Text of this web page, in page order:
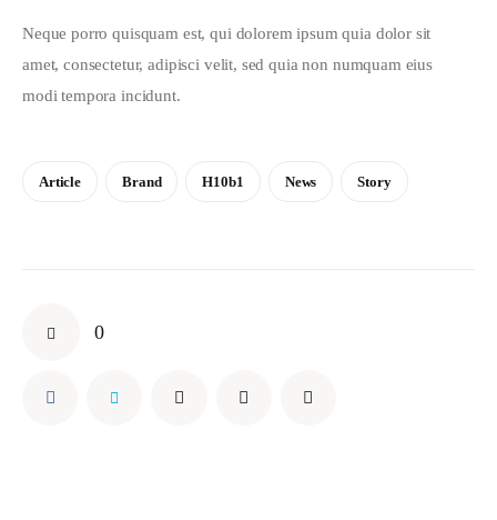
Neque porro quisquam est, qui dolorem ipsum quia dolor sit
amet, consectetur, adipisci velit, sed quia non numquam eius
modi tempora incidunt.
Article Brand H10b1 News Story
0